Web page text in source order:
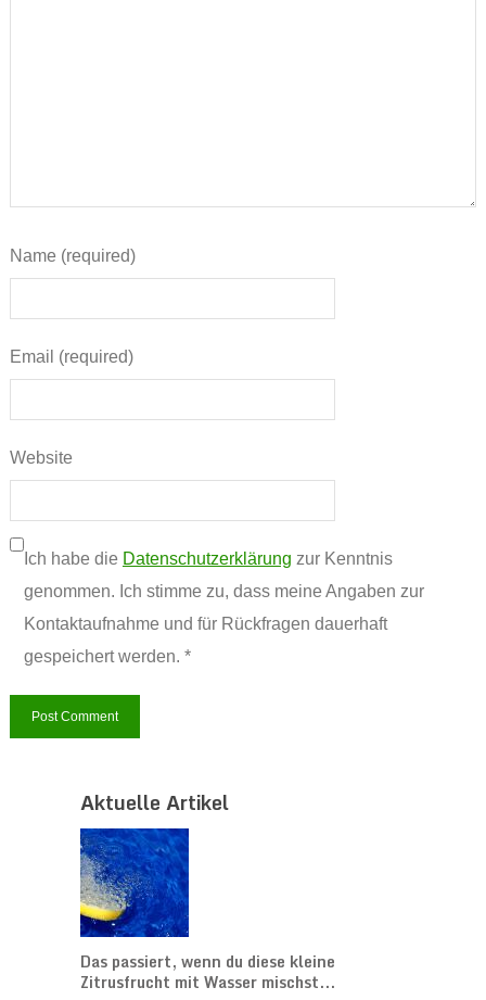
Name (required)
Email (required)
Website
Ich habe die Datenschutzerklärung zur Kenntnis
genommen. Ich stimme zu, dass meine Angaben zur
Kontaktaufnahme und für Rückfragen dauerhaft
gespeichert werden. *
Aktuelle Artikel
Das passiert, wenn du diese kleine
Zitrusfrucht mit Wasser mischst...